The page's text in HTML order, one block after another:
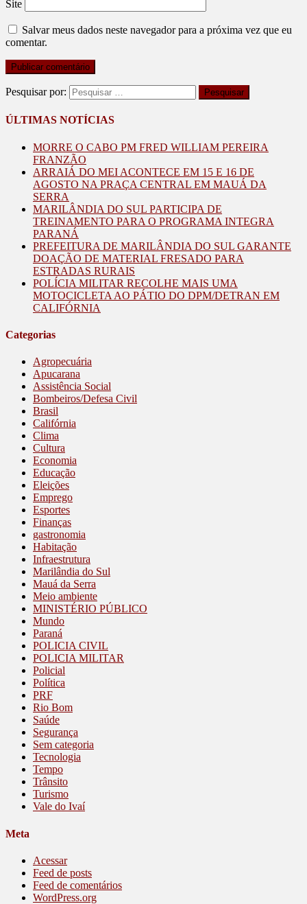
Site
Salvar meus dados neste navegador para a próxima vez que eu
comentar.
Pesquisar por:
ÚLTIMAS NOTÍCIAS
MORRE O CABO PM FRED WILLIAM PEREIRA
FRANZÃO
ARRAIÁ DO MEI ACONTECE EM 15 E 16 DE
AGOSTO NA PRAÇA CENTRAL EM MAUÁ DA
SERRA
MARILÂNDIA DO SUL PARTICIPA DE
TREINAMENTO PARA O PROGRAMA INTEGRA
PARANÁ
PREFEITURA DE MARILÂNDIA DO SUL GARANTE
DOAÇÃO DE MATERIAL FRESADO PARA
ESTRADAS RURAIS
POLÍCIA MILITAR RECOLHE MAIS UMA
MOTOCICLETA AO PÁTIO DO DPM/DETRAN EM
CALIFÓRNIA
Categorias
Agropecuária
Apucarana
Assistência Social
Bombeiros/Defesa Civil
Brasil
Califórnia
Clima
Cultura
Economia
Educação
Eleições
Emprego
Esportes
Finanças
gastronomia
Habitação
Infraestrutura
Marilândia do Sul
Mauá da Serra
Meio ambiente
MINISTÉRIO PÚBLICO
Mundo
Paraná
POLICIA CIVIL
POLICIA MILITAR
Policial
Política
PRF
Rio Bom
Saúde
Segurança
Sem categoria
Tecnologia
Tempo
Trânsito
Turismo
Vale do Ivaí
Meta
Acessar
Feed de posts
Feed de comentários
WordPress.org